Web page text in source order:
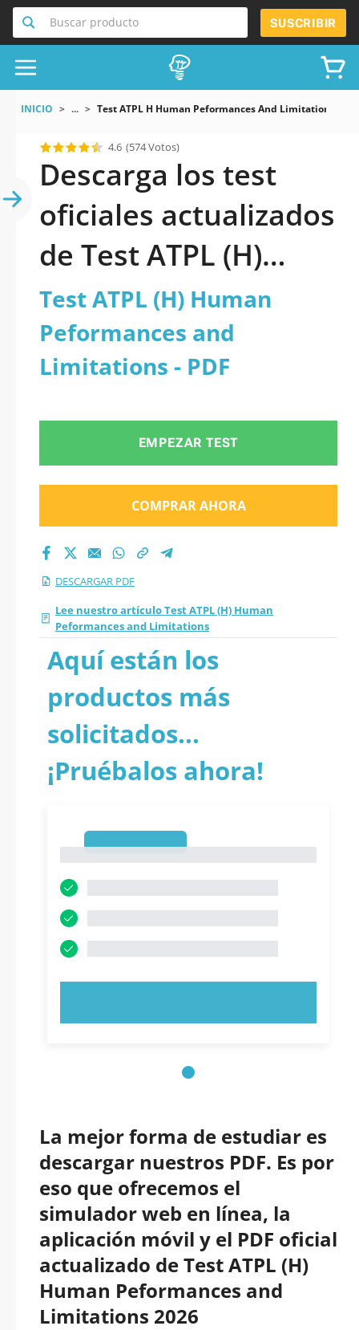
Buscar producto SUSCRIBIR
INICIO ... Test ATPL H Human Peformances And Limitations
4.6 (574 Votos)
Descarga los test
oficiales actualizados
de Test ATPL (H)
Human Peformances
and Limitations 2026
en PDF
Test ATPL (H) Human
Peformances and
Limitations - PDF
EMPEZAR TEST
COMPRAR AHORA
DESCARGAR PDF
Lee nuestro artículo Test ATPL (H) Human
Peformances and Limitations
Aquí están los
productos más
solicitados...
¡Pruébalos ahora!
La mejor forma de estudiar es
descargar nuestros PDF. Es por
eso que ofrecemos el
simulador web en línea, la
aplicación móvil y el PDF oficial
actualizado de Test ATPL (H)
Human Peformances and
Limitations 2026